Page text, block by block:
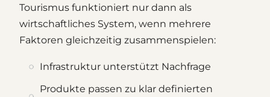
Tourismus funktioniert nur dann als
wirtschaftliches System, wenn mehrere
Faktoren gleichzeitig zusammenspielen:
Infrastruktur unterstützt Nachfrage
Produkte passen zu klar definierten